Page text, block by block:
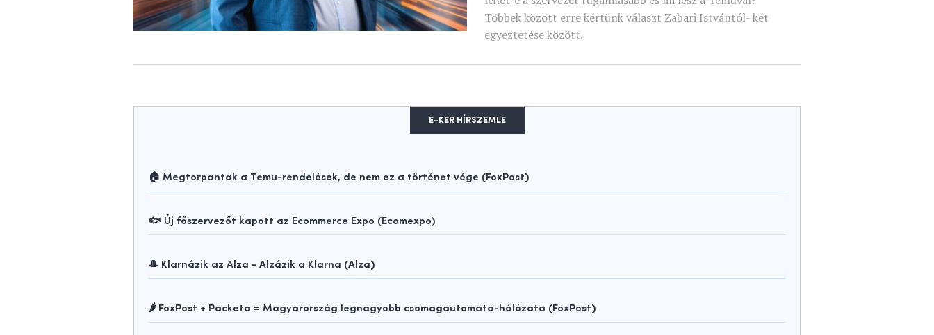
Többek között erre kértünk választ Zabari Istvántól- két
egyeztetése között.
E-KER HÍRSZEMLE
🏠 Megtorpantak a Temu-rendelések, de nem ez a történet vége (FoxPost)
🐟 Új főszervezőt kapott az Ecommerce Expo (Ecomexpo)
🎩 Klarnázik az Alza - Alzázik a Klarna (Alza)
🌶️ FoxPost + Packeta = Magyarország legnagyobb csomagautomata-hálózata (FoxPost)